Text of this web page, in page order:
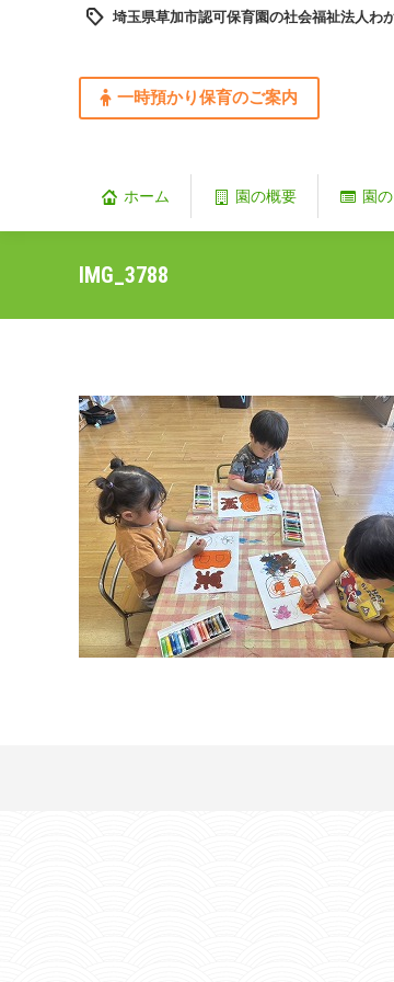
埼玉県草加市認可保育園の社会福祉法人わ
一時預かり保育のご案内
ホーム 園の概要 園
IMG_3788